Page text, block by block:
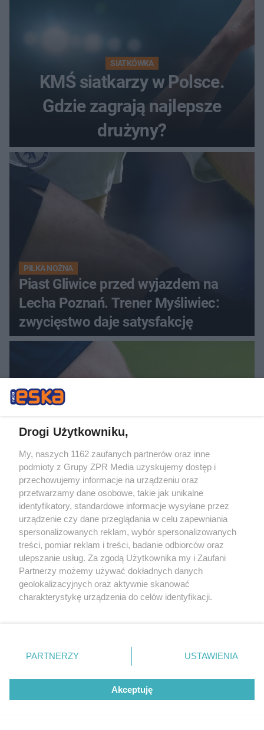
SIATKÓWKA
KMŚ siatkarzy w Polsce.
Gdzie zagrają najlepsze
drużyny?
PIŁKA NOŻNA
Piast Gliwice przed wyjazdem na
Lecha Poznań. Trener Myśliwiec:
zwycięstwo daje satysfakcję
PIŁKA NOŻNA
Śląsk Wrocław - Cracovia. Kto
faworytem niedzielnego starcia?
Mecz Jagiellonia Białystok.
Spotkanie z Pogonią Szczecin
zostało przełożone
Drogi Użytkowniku,
My, naszych 1162 zaufanych partnerów oraz inne
podmioty z Grupy ZPR Media uzyskujemy dostęp i
przechowujemy informacje na urządzeniu oraz
przetwarzamy dane osobowe, takie jak unikalne
identyfikatory, standardowe informacje wysyłane przez
urządzenie czy dane przeglądania w celu zapewniania
spersonalizowanych reklam, wybór spersonalizowanych
treści, pomiar reklam i treści, badanie odbiorców oraz
ulepszanie usług. Za zgodą Użytkownika my i Zaufani
Partnerzy możemy używać dokładnych danych
geolokalizacyjnych oraz aktywnie skanować
charakterystykę urządzenia do celów identyfikacji.
zmienić/wycofać klikając przycisk ustawień prywatności
znajdujący się w lewym dolnym rogu strony
rodzaje przetwarzania danych nie wymagają zgody
użytkownika, ale masz prawo sprzeciwić się takiemu
przetwarzaniu. Preferencje będą miały zastosowanie tylko
PARTNERZY USTAWIENIA
Akceptuję